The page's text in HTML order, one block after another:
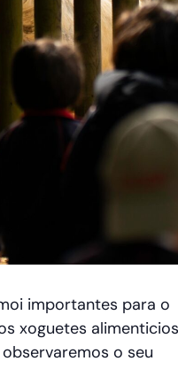
importantes para o
xoguetes
o seu